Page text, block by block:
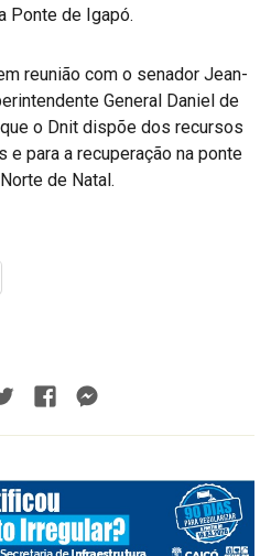
Ponte de Igapó.
reunião com o senador Jean-
General Daniel de
o Dnit dispõe dos recursos
e para a recuperação na ponte
de Natal.
TwitterFacebook